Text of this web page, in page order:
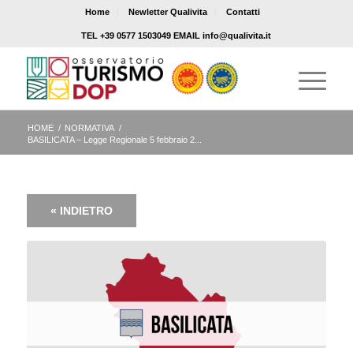
Home Newletter Qualivita Contatti
TEL +39 0577 1503049 EMAIL info@qualivita.it
HOME / NORMATIVA /
BASILICATA – Legge Regionale 5 febbraio 2...
« INDIETRO